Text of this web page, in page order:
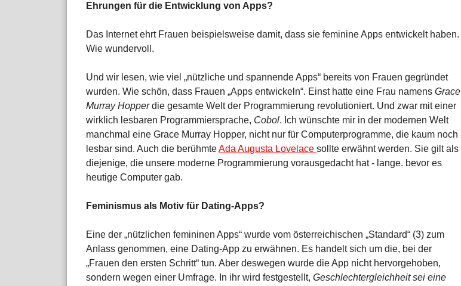
Ehrungen für die Entwicklung von Apps?
Das Internet ehrt Frauen beispielsweise damit, dass sie feminine Apps entwickelt haben.
Wie wundervoll.
Und wir lesen, wie viel „nützliche und spannende Apps“ bereits von Frauen gegründet
wurden. Wie schön, dass Frauen „Apps entwickeln“. Einst hatte eine Frau namens Grace
Murray Hopperdie gesamte Welt der Programmierung revolutioniert. Und zwar mit einer
wirklich lesbaren Programmiersprache, Cobol. Ich wünschte mir in der modernen Welt
manchmal eine Grace Murray Hopper, nicht nur für Computerprogramme, die kaum noch
lesbar sind. Auch die berühmteAda Augusta Lovelace sollte erwähnt werden. Sie gilt als
diejenige, die unsere moderne Programmierung vorausgedacht hat - lange. bevor es
heutige Computer gab.
Feminismus als Motiv für Dating-Apps?
Eine der „nützlichen femininen Apps“ wurde vom österreichischen „Standard“ (3) zum
Anlass genommen, eine Dating-App zu erwähnen. Es handelt sich um die, bei der
„Frauen den ersten Schritt“ tun. Aber deswegen wurde die App nicht hervorgehoben,
sondern wegen einer Umfrage. In ihr wird festgestellt, Geschlechtergleichheit sei eine